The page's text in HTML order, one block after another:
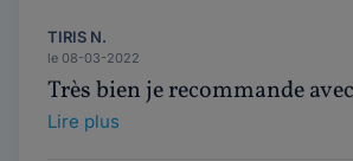
TIRIS N.
le 08-03-2022
Très bien je recommande
Lire plus